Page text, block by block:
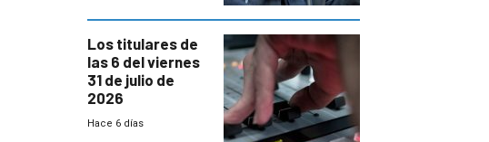
Los titulares de
las 6 del viernes
31 de julio de
2026
Hace 6 días